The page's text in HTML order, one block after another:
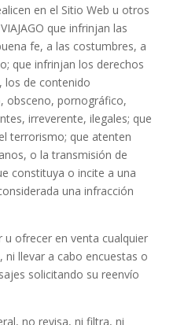
en el Sitio Web u otros
que infrinjan las
fe, a las costumbres, a
que infrinjan los derechos
los de contenido
obsceno, pornográfico,
irreverente, ilegales; que
terrorismo; que atenten
o la transmisión de
constituya o incite a una
una infracción
u ofrecer en venta cualquier
llevar a cabo encuestas o
solicitando su reenvío
no revisa, ni filtra, ni